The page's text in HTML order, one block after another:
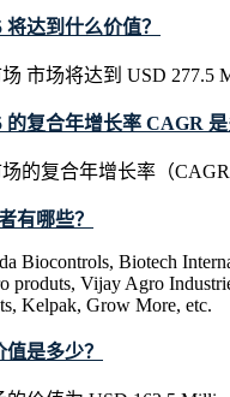
达到什么价值？
市场将达到 USD 277.5
的复合年增长率 CAGR
的复合年增长率（
有哪些？
Biocontrols, Biotech
produts, Vijay Agro
Kelpak, Grow More, etc.
是多少？